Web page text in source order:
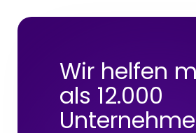
Wir helfen
als 12.000